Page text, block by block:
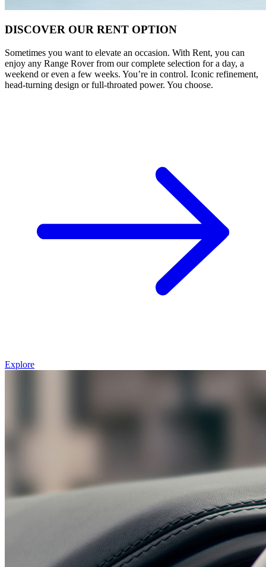
DISCOVER OUR RENT OPTION
Sometimes you want to elevate an occasion. With Rent, you can
enjoy any Range Rover from our complete selection for a day, a
weekend or even a few weeks. You’re in control. Iconic refinement,
head-turning design or full-throated power. You choose.
Explore